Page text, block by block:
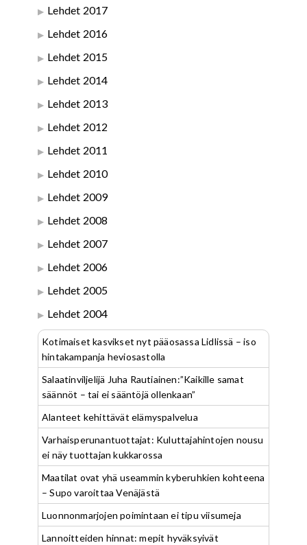
Lehdet 2017
Lehdet 2016
Lehdet 2015
Lehdet 2014
Lehdet 2013
Lehdet 2012
Lehdet 2011
Lehdet 2010
Lehdet 2009
Lehdet 2008
Lehdet 2007
Lehdet 2006
Lehdet 2005
Lehdet 2004
Kotimaiset kasvikset nyt pääosassa Lidlissä – iso
hintakampanja heviosastolla
Salaatinviljelijä Juha Rautiainen:”Kaikille samat
säännöt – tai ei sääntöjä ollenkaan”
Alanteet kehittävät elämyspalvelua
Varhaisperunantuottajat: Kuluttajahintojen nousu
ei näy tuottajan kukkarossa
Maatilat ovat yhä useammin kyberuhkien kohteena
– Supo varoittaa Venäjästä
Luonnonmarjojen poimintaan ei tipu viisumeja
Lannoitteiden hinnat: mepit hyväksyivät